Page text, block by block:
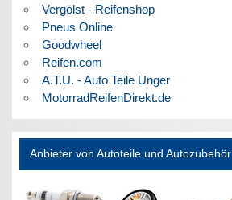
Vergölst - Reifenshop
Pneus Online
Goodwheel
Reifen.com
A.T.U. - Auto Teile Unger
MotorradReifenDirekt.de
Anbieter von Autoteile und Autozubehör